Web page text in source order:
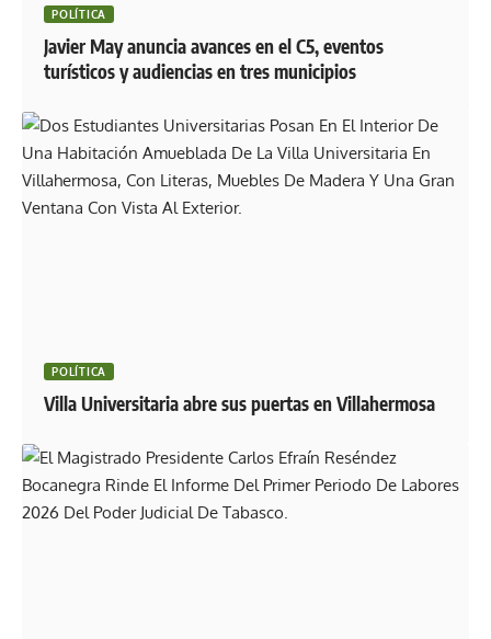
POLÍTICA
Javier May anuncia avances en el C5, eventos
turísticos y audiencias en tres municipios
POLÍTICA
Villa Universitaria abre sus puertas en Villahermosa